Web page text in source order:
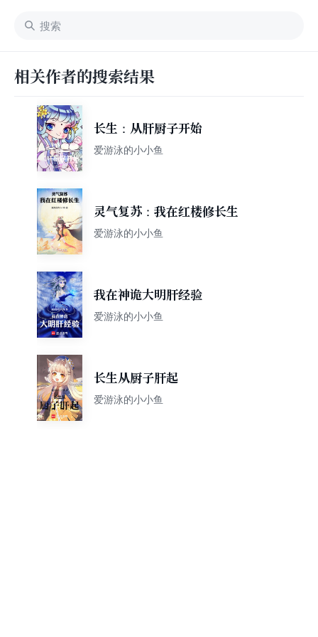
相关作者的搜索结果
长生：从肝厨子开始
爱游泳的小小鱼
灵气复苏：我在红楼修长生
爱游泳的小小鱼
我在神诡大明肝经验
爱游泳的小小鱼
长生从厨子肝起
爱游泳的小小鱼